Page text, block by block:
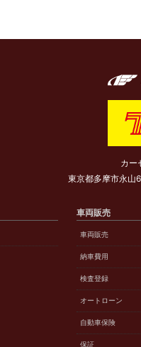
カー
東京都多摩市永山
車両販売
車両販売
納車費用
検査登録
オートローン
自動車保険
保証